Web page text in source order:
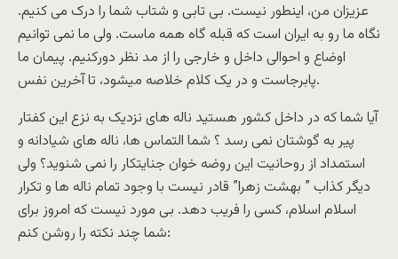
عزیزان من، اینطور نیست. بی تابی و شتاب شما را درک می کنیم.
نگاه ما رو به ایران است که قبله گاه همه ماست. ولی ما نمی توانیم
اوضاع و احوالی داخل و خارجی را از مد نظر دورکنیم. پیمان ما
پابرجاست و در یک کلام خلاصه میشود، تا آخرین نفس.
آیا شما که در داخل کشور هستید ناله های نزدیک به نزع این کفتار
پیر به گوشتان نمی رسد ؟ شما التماس ها، ناله های شیادانه و
استمداد از روحانیت این روضه خوان جنایتکار را نمی شنوید؟ ولی
دیگر کذاب ” بهشت زهرا” قادر نیست با وجود تمام ناله ها و تکرار
اسلام اسلام، کسی را فریب دهد. بی مورد نیست که امروز برای
شما چند نکته را روشن کنم: